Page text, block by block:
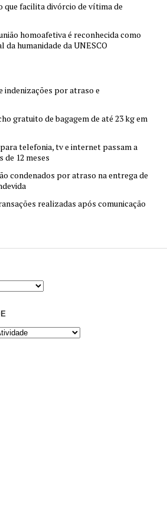
que facilita divórcio de vítima de
homoafetiva é reconhecida como
humanidade da UNESCO
indenizações por atraso e
gratuito de bagagem de até 23 kg em
telefonia, tv e internet passam a
de 12 meses
condenados por atraso na entrega de
realizadas após comunicação